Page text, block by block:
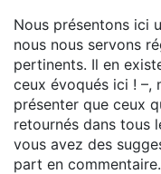
Nous présentons ici
nous nous servons
pertinents. Il en
ceux évoqués ici ! –,
présenter que ceux
retournés dans tous
vous avez des
part en commentaire.